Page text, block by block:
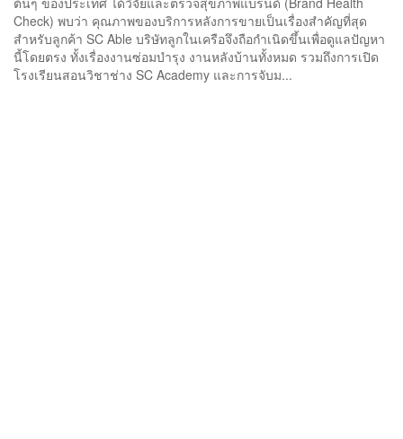
Check) พบว่า คุณภาพของบริการหลังการขายเป็นเรื่องสำคัญที่สุด
สำหรับลูกค้า SC Able บริษัทลูกในเครือจึงถือกำเนิดขึ้นเพื่อดูแลปัญหา
นี้โดยตรง ทั้งเรื่องงานซ่อมบำรุง งานหลังบ้านทั้งหมด รวมถึงการเปิด
โรงเรียนสอนวิชาช่าง SC Academy และการจับม...